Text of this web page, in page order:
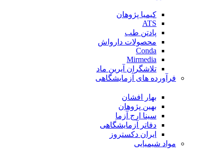
کیمیا پژوهان
ATS
پادتن طب
محصولات دارواش
Conda
Mirmedia
تلاشگران آیرین ماد
فرآورده های آزمایشگاهی
بهار افشان
بهین پژوهان
سینا ارج آزما
دفاتر آزمایشگاهی
ایران دکستروز
مواد شیمیایی